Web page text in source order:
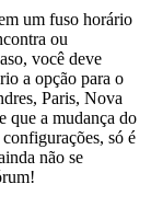
um fuso horário
ou
você deve
a opção para o
Paris, Nova
que a mudança do
só é
não se